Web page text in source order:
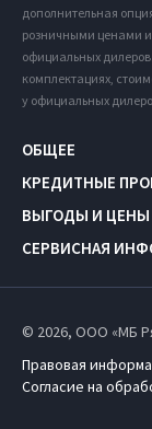
дополнительная
розничными ценами и
официальных
комплектациях,
у официальных
ОБЩЕЕ
КРЕДИТНЫЕ
ВЫГОДЫ И ЦЕНЫ
СЕРВИСНАЯ
© 2026, ООО «МБ
Правовая
Согласие на